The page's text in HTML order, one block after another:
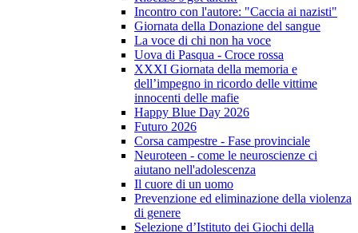
Incontro con l'autore: "Caccia ai nazisti"
Giornata della Donazione del sangue
La voce di chi non ha voce
Uova di Pasqua - Croce rossa
XXXI Giornata della memoria e
dell’impegno in ricordo delle vittime
innocenti delle mafie
Happy Blue Day 2026
Futuro 2026
Corsa campestre - Fase provinciale
Neuroteen - come le neuroscienze ci
aiutano nell'adolescenza
Il cuore di un uomo
Prevenzione ed eliminazione della violenza
di genere
Selezione d’Istituto dei Giochi della